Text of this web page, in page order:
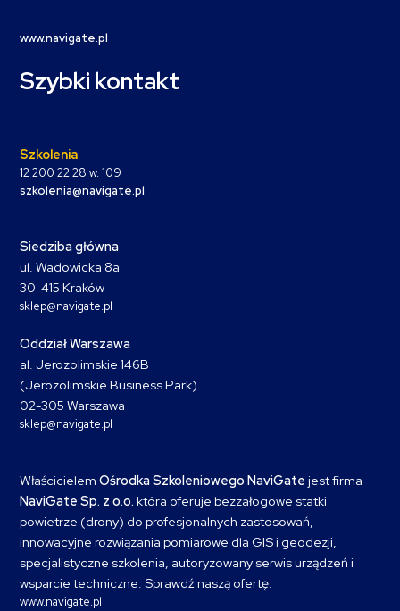
www.navigate.pl
Szybki kontakt
Szkolenia
12 200 22 28 w. 109
szkolenia@navigate.pl
Siedziba główna
ul. Wadowicka 8a
30-415 Kraków
sklep@navigate.pl
Oddział Warszawa
al. Jerozolimskie 146B
(Jerozolimskie Business Park)
02-305 Warszawa
sklep@navigate.pl
Właścicielem Ośrodka Szkoleniowego NaviGate jest firma
NaviGate Sp. z o.o. która oferuje bezzałogowe statki
powietrze (drony) do profesjonalnych zastosowań,
innowacyjne rozwiązania pomiarowe dla GIS i geodezji,
specjalistyczne szkolenia, autoryzowany serwis urządzeń i
wsparcie techniczne. Sprawdź naszą ofertę:
www.navigate.pl